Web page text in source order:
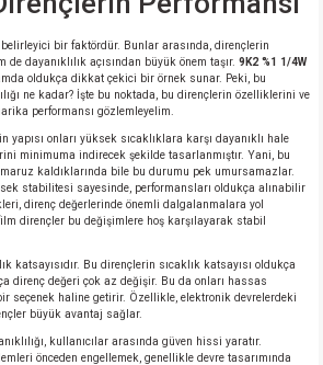
belirleyici bir faktördür. Bunlar arasında, dirençlerin
de dayanıklılık açısından büyük önem taşır. 9K2 %1 1/4W
oldukça dikkat çekici bir örnek sunar. Peki, bu
ne kadar? İşte bu noktada, bu dirençlerin özelliklerini ve
performansı gözlemleyelim.
yapısı onları yüksek sıcaklıklara karşı dayanıklı hale
minimuma indirecek şekilde tasarlanmıştır. Yani, bu
kaldıklarında bile bu durumu pek umursamazlar.
stabilitesi sayesinde, performansları oldukça alınabilir
direnç değerlerinde önemli dalgalanmalara yol
dirençler bu değişimlere hoş karşılayarak stabil
katsayısıdır. Bu dirençlerin sıcaklık katsayısı oldukça
direnç değeri çok az değişir. Bu da onları hassas
seçenek haline getirir. Özellikle, elektronik devrelerdeki
büyük avantaj sağlar.
kullanıcılar arasında güven hissi yaratır.
önceden engellemek, genellikle devre tasarımında